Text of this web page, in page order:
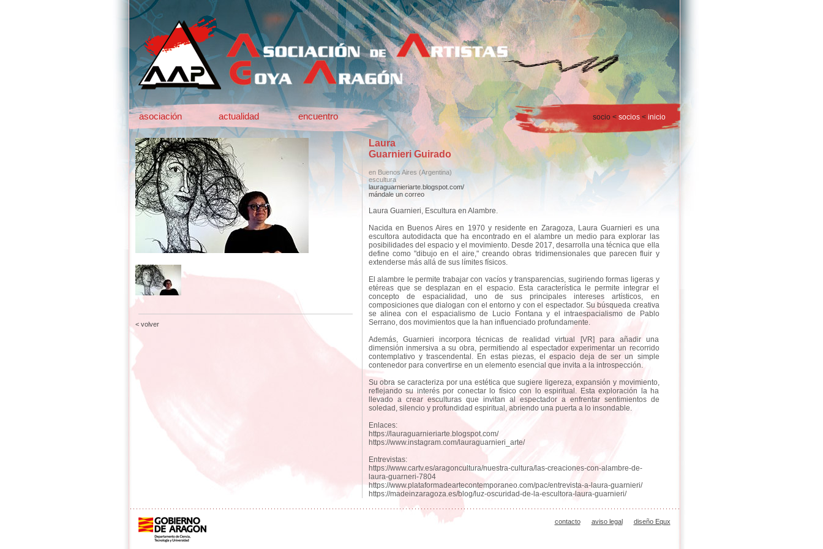
asociación actualidad encuentro socio < socios< inicio
< volver
Laura
Guarnieri Guirado
en Buenos Aires (Argentina)
escultura
lauraguarnieriarte.blogspot.com/
mándale un correo
Laura Guarnieri, Escultura en Alambre.
Nacida en Buenos Aires en 1970 y residente en Zaragoza, Laura Guarnieri es una
escultora autodidacta que ha encontrado en el alambre un medio para explorar las
posibilidades del espacio y el movimiento. Desde 2017, desarrolla una técnica que ella
define como "dibujo en el aire," creando obras tridimensionales que parecen fluir y
extenderse más allá de sus límites físicos.
El alambre le permite trabajar con vacíos y transparencias, sugiriendo formas ligeras y
etéreas que se desplazan en el espacio. Esta característica le permite integrar el
concepto de espacialidad, uno de sus principales intereses artísticos, en
composiciones que dialogan con el entorno y con el espectador. Su búsqueda creativa
se alinea con el espacialismo de Lucio Fontana y el intraespacialismo de Pablo
Serrano, dos movimientos que la han influenciado profundamente.
Además, Guarnieri incorpora técnicas de realidad virtual [VR] para añadir una
dimensión inmersiva a su obra, permitiendo al espectador experimentar un recorrido
contemplativo y trascendental. En estas piezas, el espacio deja de ser un simple
contenedor para convertirse en un elemento esencial que invita a la introspección.
Su obra se caracteriza por una estética que sugiere ligereza, expansión y movimiento,
reflejando su interés por conectar lo físico con lo espiritual. Esta exploración la ha
llevado a crear esculturas que invitan al espectador a enfrentar sentimientos de
soledad, silencio y profundidad espiritual, abriendo una puerta a lo insondable.
Enlaces:
https://lauraguarnieriarte.blogspot.com/
https://www.instagram.com/lauraguarnieri_arte/
Entrevistas:
https://www.cartv.es/aragoncultura/nuestra-cultura/las-creaciones-con-alambre-de-
laura-guarneri-7804
https://www.plataformadeartecontemporaneo.com/pac/entrevista-a-laura-guarnieri/
https://madeinzaragoza.es/blog/luz-oscuridad-de-la-escultora-laura-guarnieri/
contacto aviso legal diseño Equx